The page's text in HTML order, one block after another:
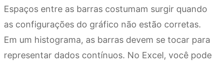
Espaços entre as barras costumam surgir quando
as configurações do gráfico não estão corretas.
Em um histograma, as barras devem se tocar para
representar dados contínuos. No Excel, você pode